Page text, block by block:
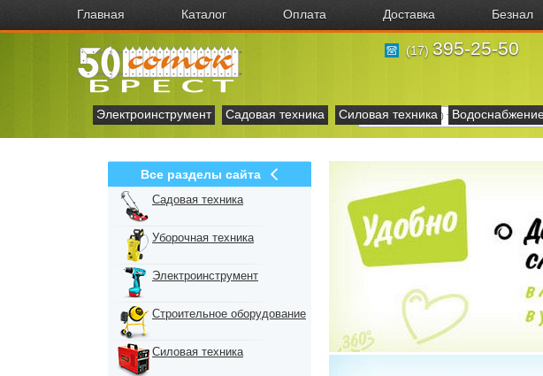
Главная Каталог Оплата Доставка Безнал
(17) 395-25-50
Электроинструмент Садовая техника Силовая техника
Все разделы сайта
Садовая техника
Уборочная техника
Электроинструмент
Строительное оборудование
Силовая техника